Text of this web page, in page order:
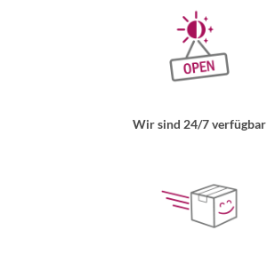
Wir sind 24/7 verfügbar